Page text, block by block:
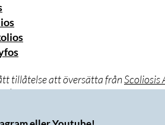
tillåtelse att översätta frånScoliosis